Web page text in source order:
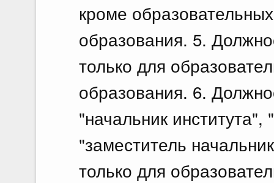
кроме
образования. 5.
только для
образования. 6.
"начальник
"заместитель
только для